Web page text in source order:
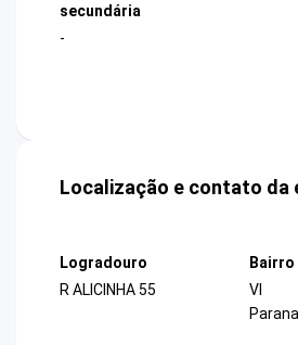
secundária
-
Localização e contato da
Logradouro
R ALICINHA 55
Bairro
Vl